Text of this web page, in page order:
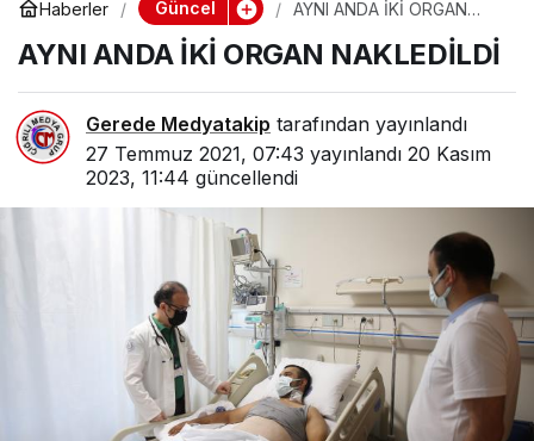
Haberler Güncel
AYNI ANDA İKİ ORGAN
AYNI ANDA İKİ ORGAN NAKLEDİLDİ
Gerede Medyatakip tarafından yayınlandı
27 Temmuz 2021, 07:43 yayınlandı 20 Kasım
2023, 11:44 güncellendi